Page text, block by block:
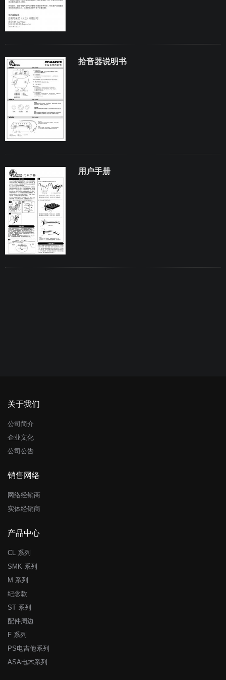
拾音器说明书
用户手册
关于我们
公司简介
企业文化
公司公告
销售网络
网络经销商
实体经销商
产品中心
CL 系列
SMK 系列
M 系列
纪念款
ST 系列
配件周边
F 系列
PS电吉他系列
ASA电木系列